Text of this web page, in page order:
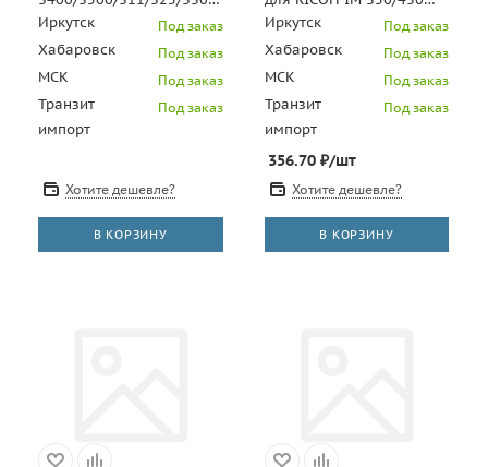
(G1272627/G127-2627)
Иркутск Под заказ
Хабаровск Под заказ
МСК Под заказ
Транзит
импорт
Под заказ
Хотите дешевле?
В КОРЗИНУ
(CET), CET341137
Иркутск Под заказ
Хабаровск Под заказ
МСК Под заказ
Транзит
импорт
Под заказ
356.70₽/шт
Хотите дешевле?
В КОРЗИНУ